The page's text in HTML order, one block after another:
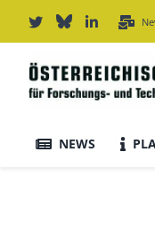
Inhalt
springen
NEWS